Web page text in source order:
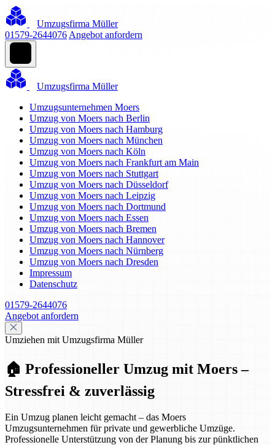
Umzugsfirma Müller
01579-2644076 Angebot anfordern
Umzugsfirma Müller
Umzugsunternehmen Moers
Umzug von Moers nach Berlin
Umzug von Moers nach Hamburg
Umzug von Moers nach München
Umzug von Moers nach Köln
Umzug von Moers nach Frankfurt am Main
Umzug von Moers nach Stuttgart
Umzug von Moers nach Düsseldorf
Umzug von Moers nach Leipzig
Umzug von Moers nach Dortmund
Umzug von Moers nach Essen
Umzug von Moers nach Bremen
Umzug von Moers nach Hannover
Umzug von Moers nach Nürnberg
Umzug von Moers nach Dresden
Impressum
Datenschutz
01579-2644076
Angebot anfordern
Umziehen mit Umzugsfirma Müller
🏠 Professioneller Umzug mit Moers –
Stressfrei & zuverlässig
Ein Umzug planen leicht gemacht – das Moers
Umzugsunternehmen für private und gewerbliche Umzüge.
Professionelle Unterstützung von der Planung bis zur pünktlichen